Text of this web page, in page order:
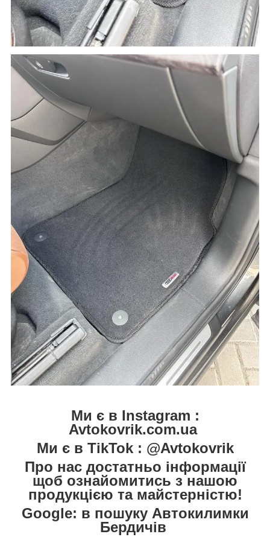
Ми є в Instagram :
Avtokovrik.com.ua
Ми є в TikTok : @Avtokovrik
Про нас достатньо інформації
щоб ознайомитись з нашою
продукцією та майстерністю!
Google: в пошуку Автокилимки
Бердичів